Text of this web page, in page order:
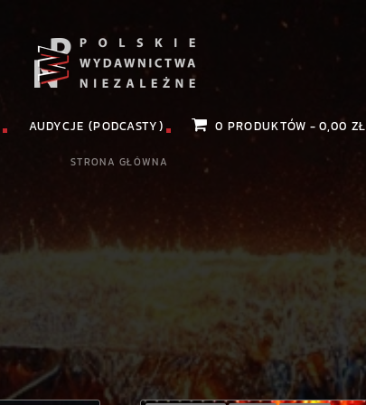
AUDYCJE (PODCASTY) 0 PRODUKTÓW 0,00 ZŁ
STRONA GŁÓWNA